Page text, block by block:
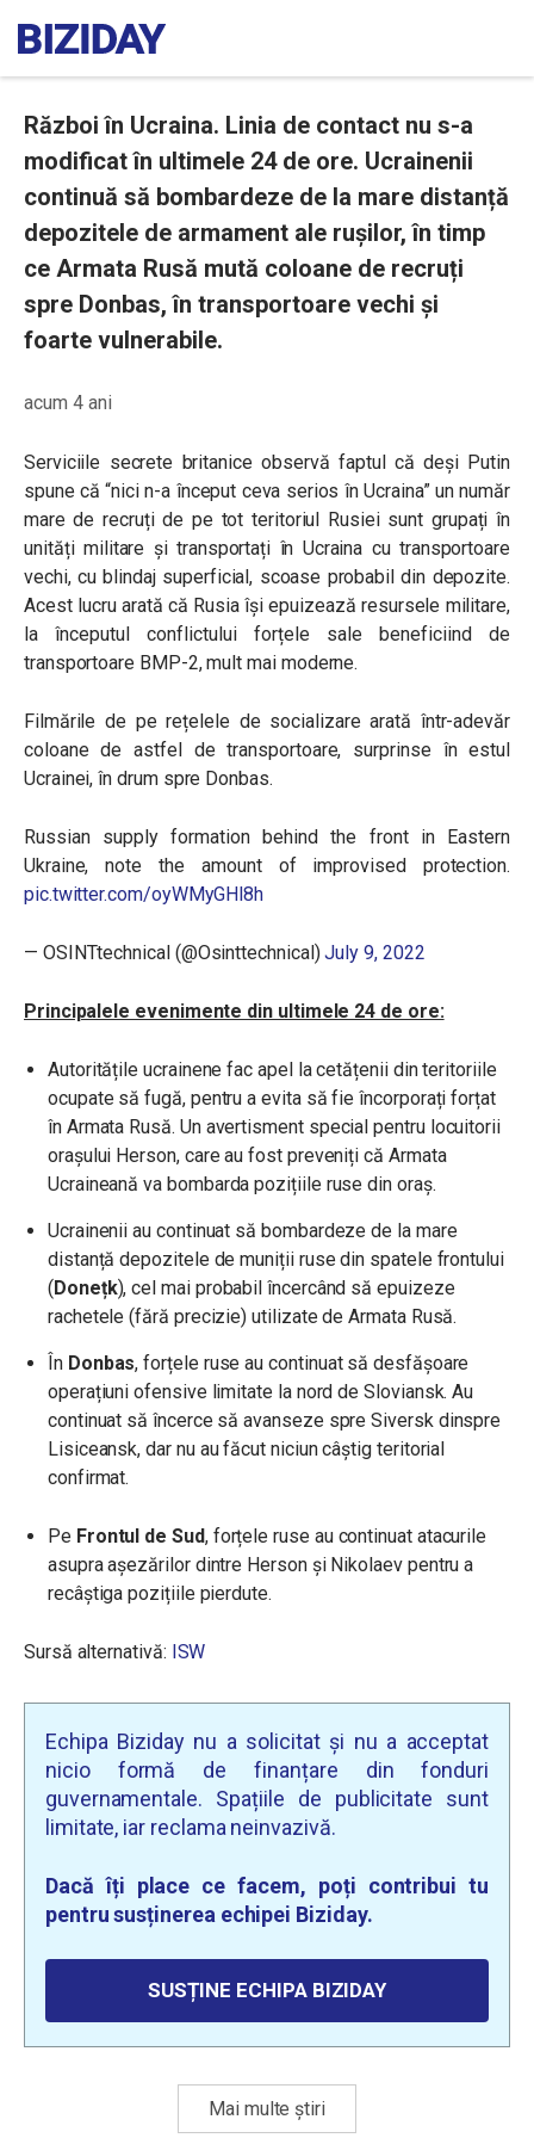
Război în Ucraina. Linia de contact nu s-a
modificat în ultimele 24 de ore. Ucrainenii
continuă să bombardeze de la mare distanță
depozitele de armament ale rușilor, în timp
ce Armata Rusă mută coloane de recruți
spre Donbas, în transportoare vechi și
foarte vulnerabile.
acum 4 ani
Serviciile secrete britanice observă faptul că deși Putin
spune că “nici n-a început ceva serios în Ucraina” un număr
mare de recruți de pe tot teritoriul Rusiei sunt grupați în
unități militare și transportați în Ucraina cu transportoare
vechi, cu blindaj superficial, scoase probabil din depozite.
Acest lucru arată că Rusia își epuizează resursele militare,
la începutul conflictului forțele sale beneficiind de
transportoare BMP-2, mult mai moderne.
Filmările de pe rețelele de socializare arată într-adevăr
coloane de astfel de transportoare, surprinse în estul
Ucrainei, în drum spre Donbas.
Russian supply formation behind the front in Eastern
Ukraine, note the amount of improvised protection.
pic.twitter.com/oyWMyGHl8h
— OSINTtechnical (@Osinttechnical)July 9, 2022
Principalele evenimente din ultimele 24 de ore:
Autoritățile ucrainene fac apel la cetățenii din teritoriile
ocupate să fugă, pentru a evita să fie încorporați forțat
în Armata Rusă. Un avertisment special pentru locuitorii
orașului Herson, care au fost preveniți că Armata
Ucraineană va bombarda pozițiile ruse din oraș.
Ucrainenii au continuat să bombardeze de la mare
distanță depozitele de muniții ruse din spatele frontului
(Donețk), cel mai probabil încercând să epuizeze
rachetele (fără precizie) utilizate de Armata Rusă.
În Donbas, forțele ruse au continuat să desfășoare
operațiuni ofensive limitate la nord de Sloviansk. Au
continuat să încerce să avanseze spre Siversk dinspre
Lisiceansk, dar nu au făcut niciun câștig teritorial
confirmat.
Pe Frontul de Sud, forțele ruse au continuat atacurile
asupra așezărilor dintre Herson și Nikolaev pentru a
recâștiga pozițiile pierdute.
Sursă alternativă: ISW
Echipa Biziday nu a solicitat și nu a acceptat
nicio formă de finanțare din fonduri
guvernamentale. Spațiile de publicitate sunt
limitate, iar reclama neinvazivă.
Dacă îți place ce facem, poți contribui tu
pentru susținerea echipei Biziday.
SUSȚINE ECHIPA BIZIDAY
Mai multe știri